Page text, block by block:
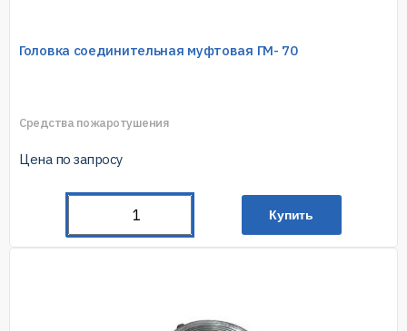
Головка соединительная муфтовая ГМ- 70
Средства пожаротушения
Цена по запросу
Купить